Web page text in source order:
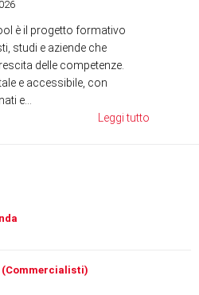
è il progetto formativo
studi e aziende che
delle competenze.
e accessibile, con
e...
Leggi tutto
(Commercialisti)